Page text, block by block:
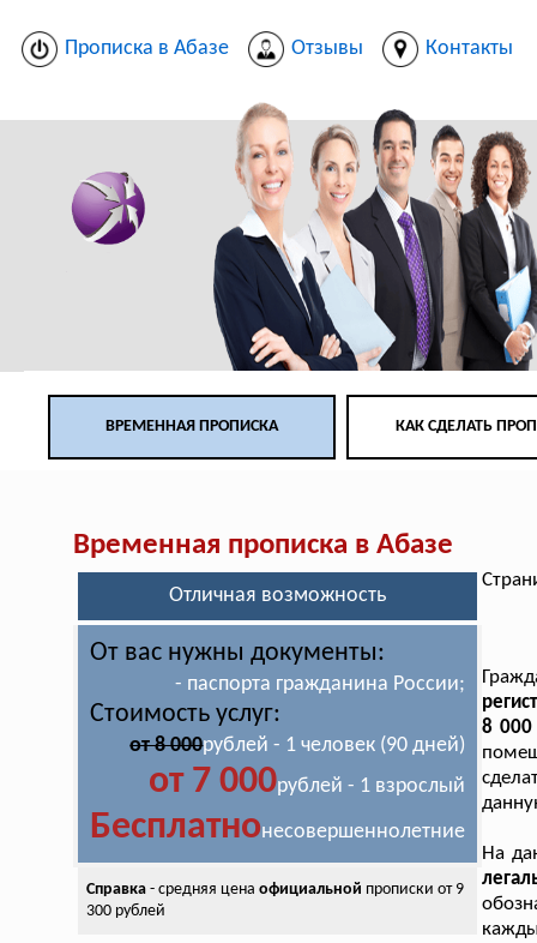
Прописка в Абазе Отзывы Контакты
ВРЕМЕННАЯ ПРОПИСКА КАК СДЕЛАТЬ
Временная прописка в Абазе
Отличная возможность
От вас нужны документы:
- паспорта гражданина России;
Стоимость услуг:
от 8 000рублей - 1 человек (90 дней)
от 7 000рублей - 1 взрослый
Бесплатнонесовершеннолетние
Справка - средняя ценаофициальной прописки от 9
300 рублей
8
На